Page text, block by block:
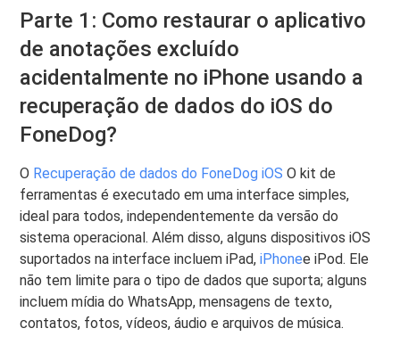
Parte 1: Como restaurar o aplicativo
de anotações excluído
acidentalmente no iPhone usando a
recuperação de dados do iOS do
FoneDog?
O Recuperação de dados do FoneDog iOS O kit de
ferramentas é executado em uma interface simples,
ideal para todos, independentemente da versão do
sistema operacional. Além disso, alguns dispositivos iOS
suportados na interface incluem iPad,iPhonee iPod. Ele
não tem limite para o tipo de dados que suporta; alguns
incluem mídia do WhatsApp, mensagens de texto,
contatos, fotos, vídeos, áudio e arquivos de música.